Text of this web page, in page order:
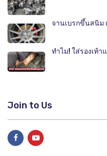
จานเบรกขึ้นสนิม
ทำไม! ใส่รองเท้
Join to Us